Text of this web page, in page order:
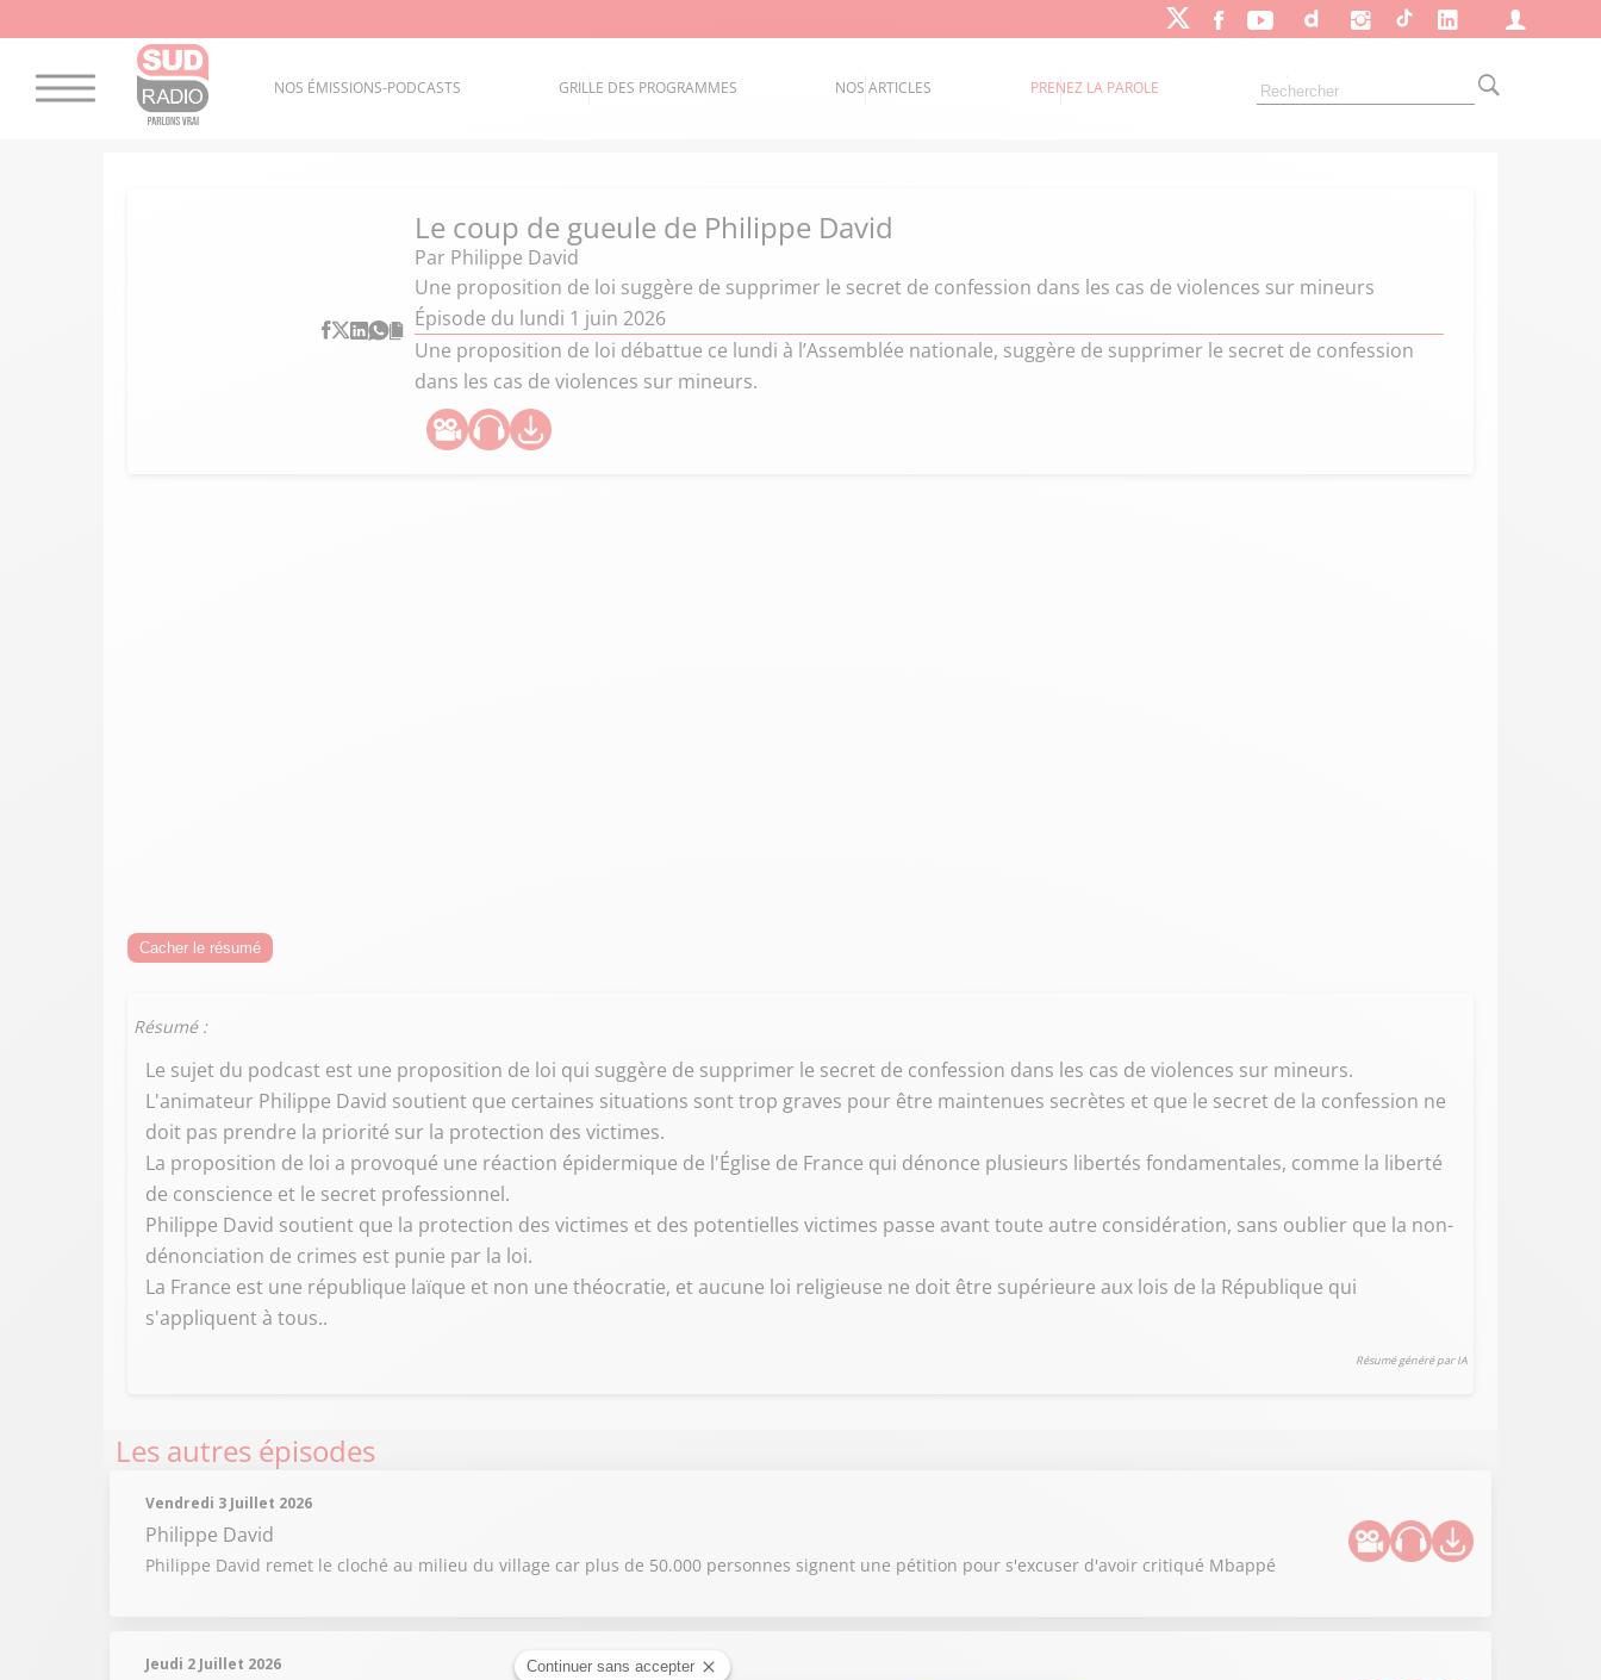
NOS ÉMISSIONS-PODCASTS GRILLE DES PROGRAMMES NOS ARTICLES PRENEZ LA PAROLE
Le coup de gueule de Philippe David
Par Philippe David
Une proposition de loi suggère de supprimer le secret de confession dans les cas de violences sur mineurs
Épisode du lundi 1 juin 2026
Une proposition de loi débattue ce lundi à l’Assemblée nationale, suggère de supprimer le secret de confession
dans les cas de violences sur mineurs.
Cacher le résumé
Résumé :
Le sujet du podcast est une proposition de loi qui suggère de supprimer le secret de confession dans les cas de violences sur mineurs.
L'animateur Philippe David soutient que certaines situations sont trop graves pour être maintenues secrètes et que le secret de la confession ne
doit pas prendre la priorité sur la protection des victimes.
La proposition de loi a provoqué une réaction épidermique de l'Église de France qui dénonce plusieurs libertés fondamentales, comme la liberté
de conscience et le secret professionnel.
Philippe David soutient que la protection des victimes et des potentielles victimes passe avant toute autre considération, sans oublier que la non-
dénonciation de crimes est punie par la loi.
La France est une république laïque et non une théocratie, et aucune loi religieuse ne doit être supérieure aux lois de la République qui
s'appliquent à tous..
Résumé généré par IA
Les autres épisodes
Vendredi 3 Juillet 2026
Philippe David
Philippe David remet le cloché au milieu du village car plus de 50.000 personnes signent une pétition pour s'excuser d'avoir critiqué Mbappé
Jeudi 2 Juillet 2026